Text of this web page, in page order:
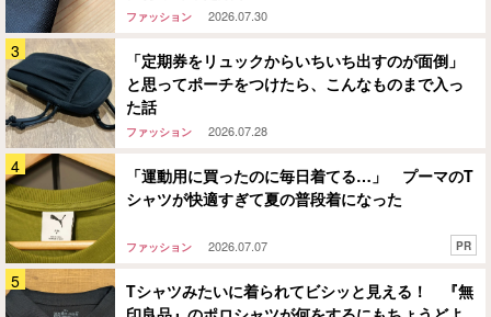
ファッション 2026.07.30
「定期券をリュックからいちいち出すのが面倒」
と思ってポーチをつけたら、こんなものまで入っ
た話
ファッション 2026.07.28
「運動用に買ったのに毎日着てる…」 プーマのT
シャツが快適すぎて夏の普段着になった
ファッション 2026.07.07 PR
Tシャツみたいに着られてビシッと見える！ 『無